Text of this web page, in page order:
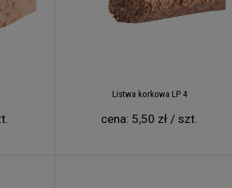
będzie montowany.Wówczas unikniemy
Z taką sytuacją można się spotkać zwłaszcza
wysoka. Po odczekaniu wymaganego czasu
montażu korka ściennego jest powlekanie
Listwa korkowa LP 4
cena: 5,50 zł / szt.